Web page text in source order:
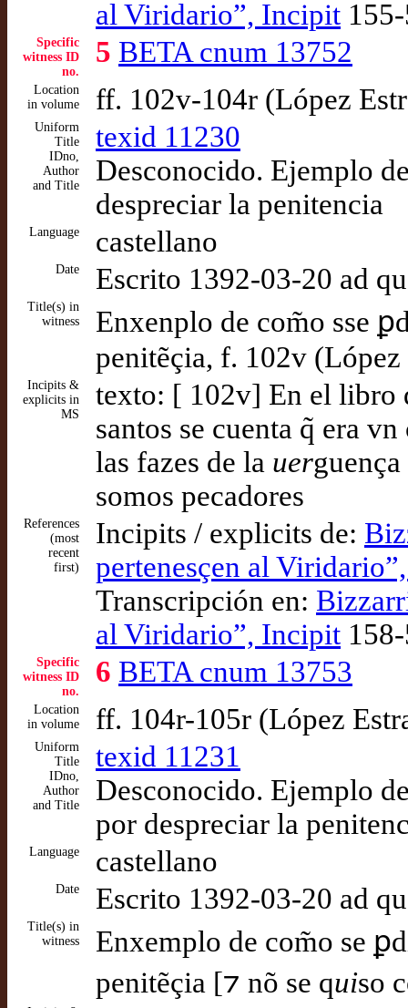
al Viridario”, Incipit
Specific
witness ID
no.
5 BETA cnum 13752
Location
in volume
ff. 102v-104r (López
Uniform
Title
IDno,
Author
and Title
texid 11230
Desconocido. Ejemplo
despreciar la penitencia
Language castellano
Date Escrito 1392-03-20 ad
Title(s) in
witness
Enxenplo de com̃o sse
penitẽçia, f. 102v (López
Incipits &
explicits in
MS
texto: [ 102v] En el libro
santos se cuenta q̃ era
las fazes de la uer
somos pecadores
References
(most
recent
first)
Incipits / explicits de:
pertenesçen al
Transcripción en:
al Viridario”, Incipit
Specific
witness ID
no.
6 BETA cnum 13753
Location
in volume
ff. 104r-105r (López
Uniform
Title
IDno,
Author
and Title
texid 11231
Desconocido. Ejemplo
por despreciar la
Language castellano
Date Escrito 1392-03-20 ad
Title(s) in
witness
Enxemplo de com̃o se
penitẽçia [⁊ nõ se quiso